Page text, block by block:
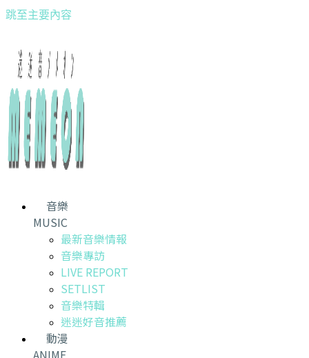
跳至主要內容
音樂
MUSIC
最新音樂情報
音樂專訪
LIVE REPORT
SETLIST
音樂特輯
迷迷好音推薦
動漫
ANIME